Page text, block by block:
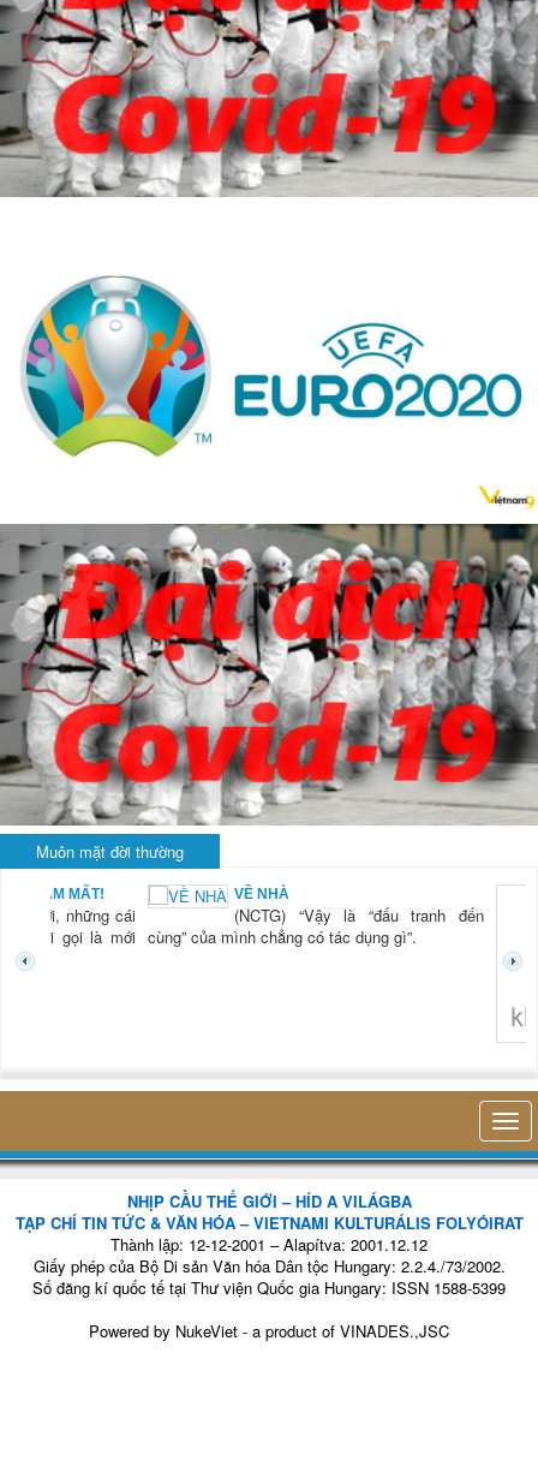
Muôn mặt đời thường
NAM MẤT!
“Xời, những cái
mới gọi là mới
VỀ NHÀ
(NCTG) “Vậy là “đấu tranh đến
cùng” của mình chẳng có tác dụng gì”.
NHỊP CẦU THẾ GIỚI – HÍD A VILÁGBA
TẠP CHÍ TIN TỨC & VĂN HÓA – VIETNAMI KULTURÁLIS FOLYÓIRAT
Thành lập: 12-12-2001 – Alapítva: 2001.12.12
Giấy phép của Bộ Di sản Văn hóa Dân tộc Hungary: 2.2.4./73/2002.
Số đăng kí quốc tế tại Thư viện Quốc gia Hungary: ISSN 1588-5399
Powered by NukeViet - a product of VINADES.,JSC